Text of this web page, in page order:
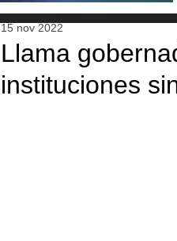
Llama
instituciones
15 nov 2022